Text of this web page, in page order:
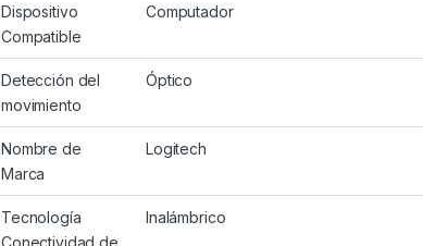
Dispositivo
Compatible
Computador
Detección del
movimiento
Óptico
Nombre de
Marca
Logitech
Tecnología
Conectividad de
Inalámbrico